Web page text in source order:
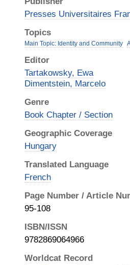
Presses Universitaires
Topics
Main Topic: Identity and Community
Editor
Tartakowsky, Ewa
Dimentstein, Marcelo
Genre
Book Chapter / Section
Geographic Coverage
Hungary
Translated Language
French
Page Number / Article
95-108
ISBN/ISSN
9782869064966
Worldcat Record